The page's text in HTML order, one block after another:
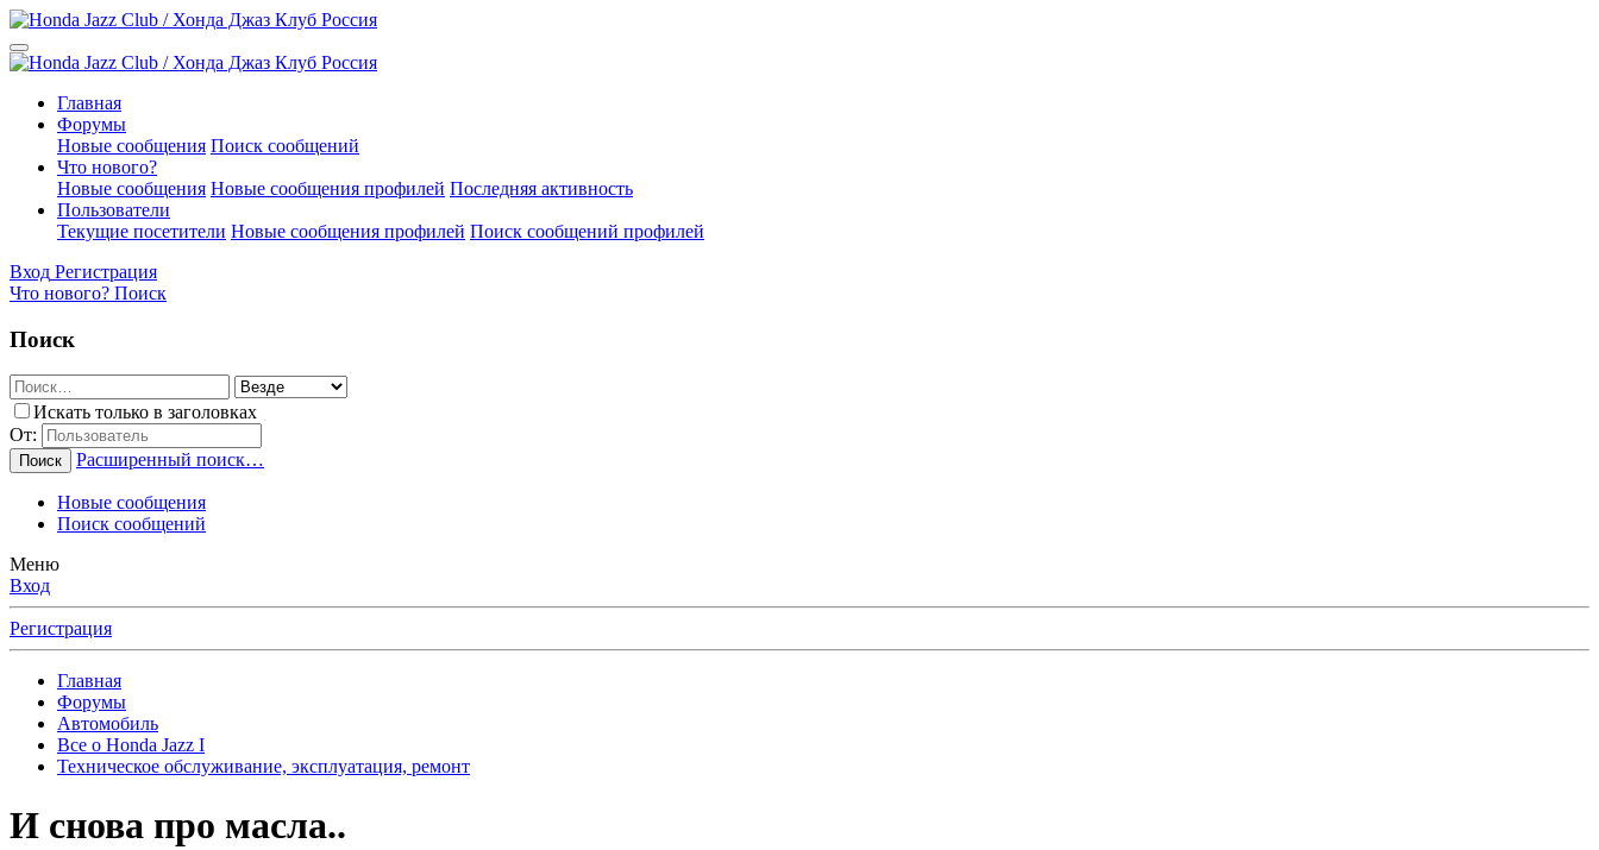
Главная
Форумы
Новые сообщения Поиск сообщений
Что нового?
Новые сообщения Новые сообщения профилей Последняя активность
Пользователи
Текущие посетители Новые сообщения профилей Поиск сообщений профилей
Вход Регистрация
Что нового? Поиск
Поиск
Искать только в заголовках
От:
Поиск Расширенный поиск…
Новые сообщения
Поиск сообщений
Меню
Вход
Регистрация
Главная
Форумы
Автомобиль
Все о Honda Jazz I
Техническое обслуживание, эксплуатация, ремонт
И снова про масла..